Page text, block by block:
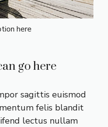
here
go here
sagittis euismod
felis blandit
lectus nullam